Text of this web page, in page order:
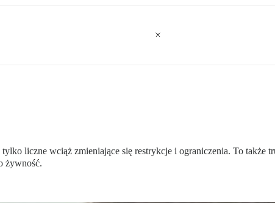
liczne wciąż zmieniające się restrykcje i ograniczenia. To także
żywność.